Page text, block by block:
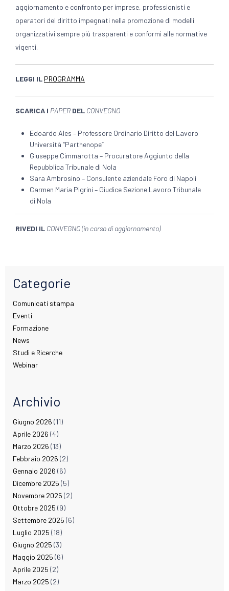
aggiornamento e confronto per imprese, professionisti e
operatori del diritto impegnati nella promozione di modelli
organizzativi sempre più trasparenti e conformi alle normative
vigenti.
LEGGI IL PROGRAMMA
SCARICA I PAPER DEL CONVEGNO
Edoardo Ales – Professore Ordinario Diritto del Lavoro
Università “Parthenope”
Giuseppe Cimmarotta – Procuratore Aggiunto della
Repubblica Tribunale di Nola
Sara Ambrosino – Consulente aziendale Foro di Napoli
Carmen Maria Pigrini – Giudice Sezione Lavoro Tribunale
di Nola
RIVEDI IL CONVEGNO (in corso di aggiornamento)
Categorie
Comunicati stampa
Eventi
Formazione
News
Studi e Ricerche
Webinar
Archivio
Giugno 2026 (11)
Aprile 2026 (4)
Marzo 2026 (13)
Febbraio 2026 (2)
Gennaio 2026 (6)
Dicembre 2025 (5)
Novembre 2025 (2)
Ottobre 2025 (9)
Settembre 2025 (6)
Luglio 2025 (18)
Giugno 2025 (3)
Maggio 2025 (6)
Aprile 2025 (2)
Marzo 2025 (2)